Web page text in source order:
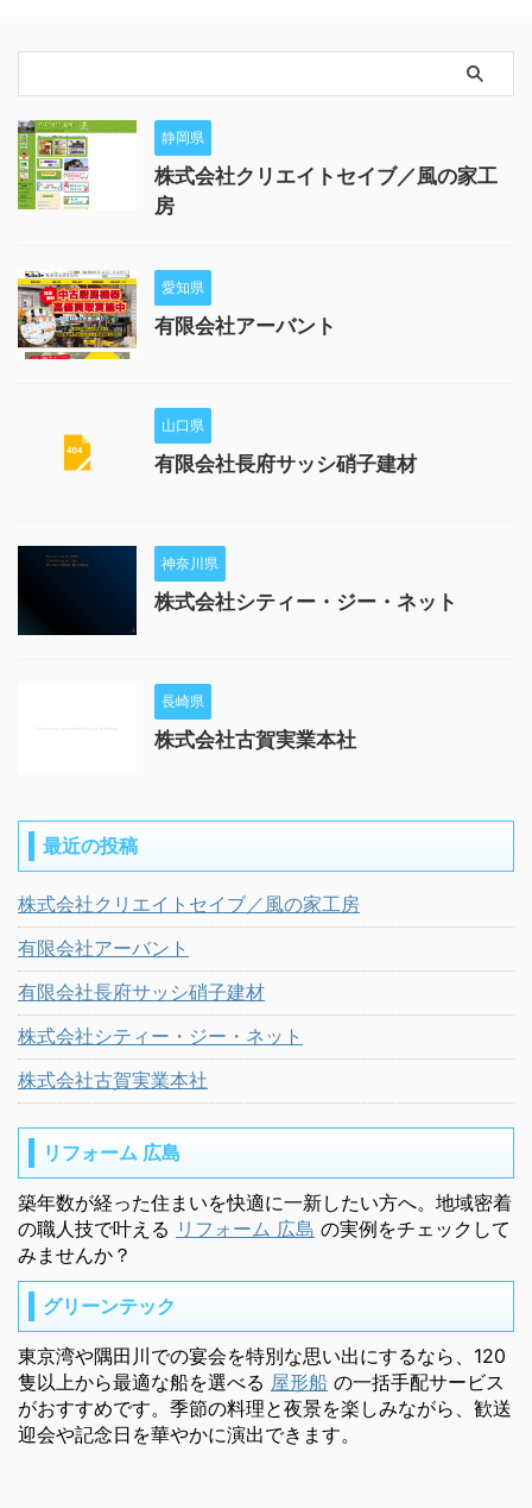
静岡県
株式会社クリエイトセイブ／風の家工
房
愛知県
有限会社アーバント
山口県
有限会社長府サッシ硝子建材
神奈川県
株式会社シティー・ジー・ネット
長崎県
株式会社古賀実業本社
最近の投稿
株式会社クリエイトセイブ／風の家工房
有限会社アーバント
有限会社長府サッシ硝子建材
株式会社シティー・ジー・ネット
株式会社古賀実業本社
リフォーム 広島
築年数が経った住まいを快適に一新したい方へ。地域密着
の職人技で叶える リフォーム 広島 の実例をチェックして
みませんか？
グリーンテック
東京湾や隅田川での宴会を特別な思い出にするなら、120
隻以上から最適な船を選べる 屋形船 の一括手配サービス
がおすすめです。季節の料理と夜景を楽しみながら、歓送
迎会や記念日を華やかに演出できます。